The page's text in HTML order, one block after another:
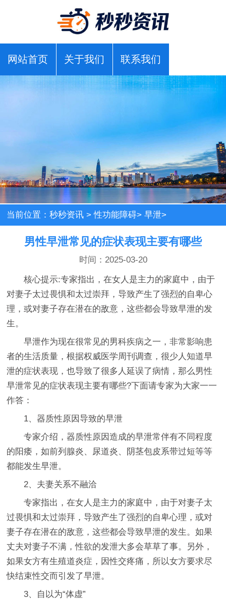
网站首页 关于我们 联系我们
当前位置：秒秒资讯 >性功能障碍>早泄>
男性早泄常见的症状表现主要有哪些
时间：2025-03-20
核心提示:专家指出，在女人是主力的家庭中，由于
对妻子太过畏惧和太过崇拜，导致产生了强烈的自卑心
理，或对妻子存在潜在的敌意，这些都会导致早泄的发
生。
早泄作为现在很常见的男科疾病之一，非常影响患
者的生活质量，根据权威医学周刊调查，很少人知道早
泄的症状表现，也导致了很多人延误了病情，那么男性
早泄常见的症状表现主要有哪些?下面请专家为大家一一
作答：
1、器质性原因导致的早泄
专家介绍，器质性原因造成的早泄常伴有不同程度
的阳痿，如前列腺炎、尿道炎、阴茎包皮系带过短等等
都能发生早泄。
2、夫妻关系不融洽
专家指出，在女人是主力的家庭中，由于对妻子太
过畏惧和太过崇拜，导致产生了强烈的自卑心理，或对
妻子存在潜在的敌意，这些都会导致早泄的发生。如果
丈夫对妻子不满，性欲的发泄大多会草草了事。另外，
如果女方有生殖道炎症，因性交疼痛，所以女方要求尽
快结束性交而引发了早泄。
3、自以为“体虚”